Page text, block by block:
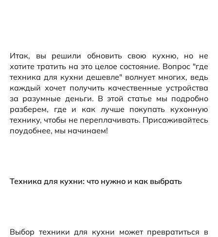
Итак, вы решили обновить свою кухню, но не
хотите тратить на это целое состояние. Вопрос "где
техника для кухни дешевле" волнует многих, ведь
каждый хочет получить качественные устройства
за разумные деньги. В этой статье мы подробно
разберем, где и как лучше покупать кухонную
технику, чтобы не переплачивать. Присаживайтесь
поудобнее, мы начинаем!
Техника для кухни: что нужно и как выбрать
Выбор техники для кухни может превратиться в